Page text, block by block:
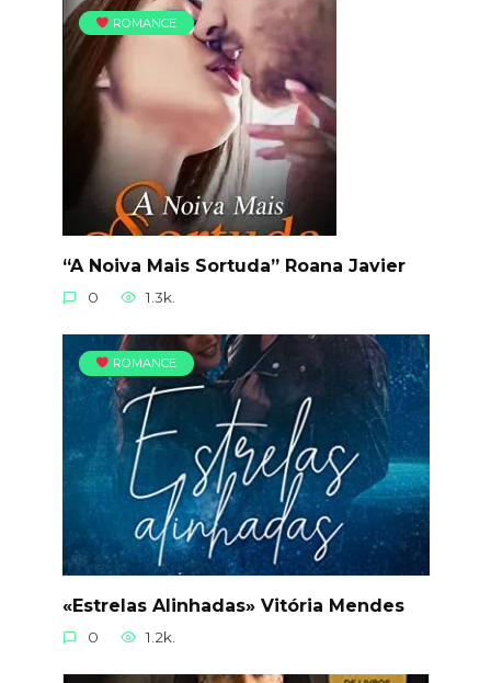
ROMANCE
“A Noiva Mais Sortuda” Roana Javier
0 1.3k.
ROMANCE
«Estrelas Alinhadas» Vitória Mendes
0 1.2k.